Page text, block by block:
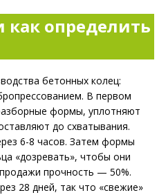
определить
бетонных колец:
В первом
формы, уплотняют
до схватывания.
6-8 часов. Затем формы
«дозревать», чтобы они
прочность — 50%.
28 дней, так что «свежие»